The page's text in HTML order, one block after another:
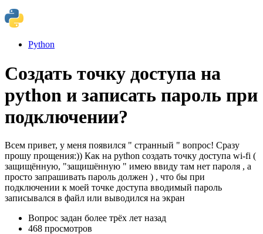
Python
Создать точку доступа на
python и записать пароль при
подключении?
Всем привет, у меня появился " странный " вопрос! Сразу
прошу прощения:)) Как на python создать точку доступа wi-fi (
защищённую, "защишённую " имею ввиду там нет пароля , а
просто запрашивать пароль должен ) , что бы при
подключении к моей точке доступа вводимый пароль
записывался в файл или выводился на экран
Вопрос задан более трёх лет назад
468 просмотров